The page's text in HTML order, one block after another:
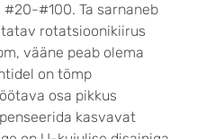
#100. Ta sarnaneb
rotatsioonikiirus
vääne peab olema
on tömp
osa pikkus
kasvavat